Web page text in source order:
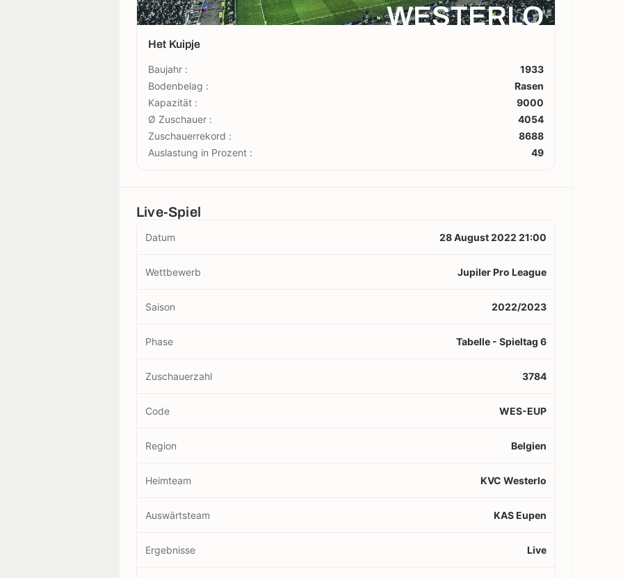
WESTERLO
Het Kuipje
Baujahr :
1933
Bodenbelag :
Rasen
Kapazität :
9000
Ø Zuschauer :
4054
Zuschauerrekord :
8688
Auslastung in Prozent :
49
Live-Spiel
Datum 28 August 2022 21:00
Wettbewerb Jupiler Pro League
Saison 2022/2023
Phase Tabelle - Spieltag 6
Zuschauerzahl 3784
Code WES-EUP
Region Belgien
Heimteam KVC Westerlo
Auswärtsteam KAS Eupen
Ergebnisse Live